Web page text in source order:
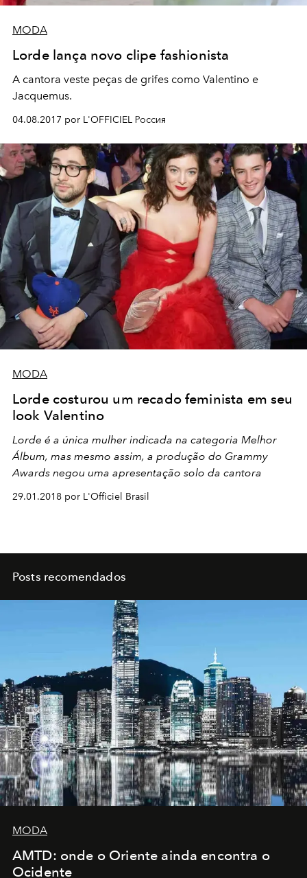
MODA
Lorde lança novo clipe fashionista
A cantora veste peças de grifes como Valentino e
Jacquemus.
04.08.2017 por L'OFFICIEL Россия
MODA
Lorde costurou um recado feminista em seu
look Valentino
Lorde é a única mulher indicada na categoria Melhor
Álbum, mas mesmo assim, a produção do Grammy
Awards negou uma apresentação solo da cantora
29.01.2018 por L'Officiel Brasil
Posts recomendados
MODA
AMTD: onde o Oriente ainda encontra o
Ocidente